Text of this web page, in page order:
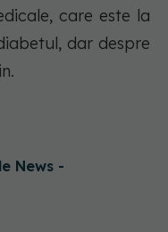
care este la
dar despre
News -